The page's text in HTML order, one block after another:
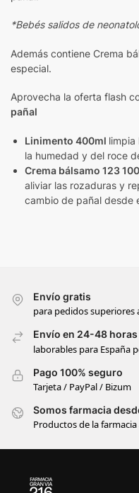
*Bebés salidos de
Además contiene Crema
especial.
Aprovecha la oferta flash
pañal
Linimento 400ml limpia
la humedad y del roce
Crema bálsamo 123
aliviar las rozaduras y
cambio de pañal desde
Envío gratis
para pedidos superiores
Envío en 24-48 horas
laborables para España
Pago 100% seguro
Tarjeta / PayPal / Bizum
Somos farmacia
Productos de la farmacia